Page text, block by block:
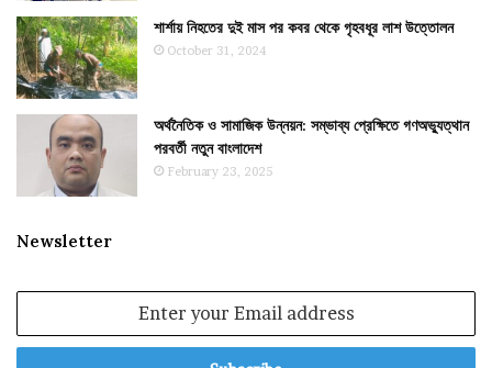
শার্শায় নিহতের দুই মাস পর কবর থেকে গৃহবধূর লাশ উত্তোলন
October 31, 2024
অর্থনৈতিক ও সামাজিক উন্নয়ন: সম্ভাব্য প্রেক্ষিতে গণঅভ্যুত্থান
পরবর্তী নতুন বাংলাদেশ
February 23, 2025
Newsletter
Email